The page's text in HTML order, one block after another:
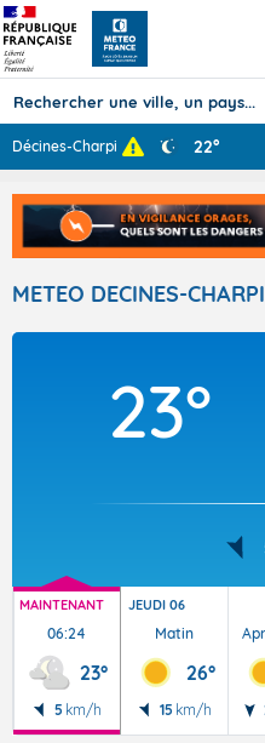
TOUS LES
Décines-Charpie... 22°
METEO DECINES-
23°
MAINTENANT
06:24
23°
5 km/h
JEUDI 06
Matin
26°
15 km/h